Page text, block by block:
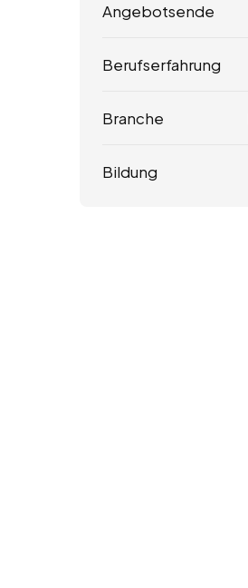
Angebotsende
Berufserfahrung
Branche
Bildung